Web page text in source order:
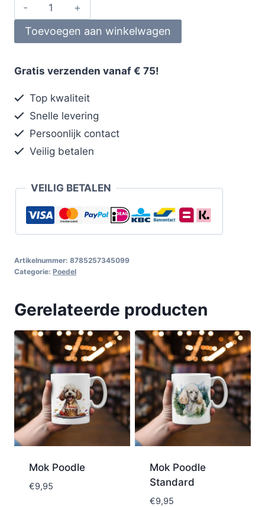
Toevoegen aan winkelwagen
Gratis verzenden vanaf € 75!
Top kwaliteit
Snelle levering
Persoonlijk contact
Veilig betalen
VEILIG BETALEN
Artikelnummer: 8785257345099
Categorie: Poedel
Gerelateerde producten
Mok Poodle
€9,95
Mok Poodle
Standard
€9,95